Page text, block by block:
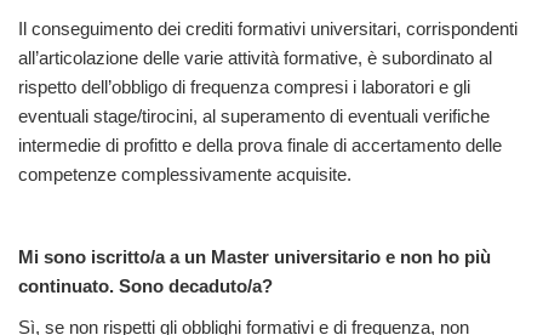
Il conseguimento dei crediti formativi universitari, corrispondenti
all’articolazione delle varie attività formative, è subordinato al
rispetto dell’obbligo di frequenza compresi i laboratori e gli
eventuali stage/tirocini, al superamento di eventuali verifiche
intermedie di profitto e della prova finale di accertamento delle
competenze complessivamente acquisite.
Mi sono iscritto/a a un Master universitario e non ho più
continuato. Sono decaduto/a?
Sì, se non rispetti gli obblighi formativi e di frequenza, non